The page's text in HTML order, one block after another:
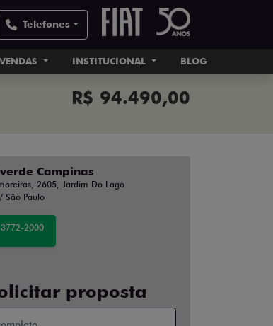
Telefones
INSTITUCIONAL BLOG
R$ 94.490,00
Campinas
2605, Jardim Do Lago
São Paulo
2000
proposta